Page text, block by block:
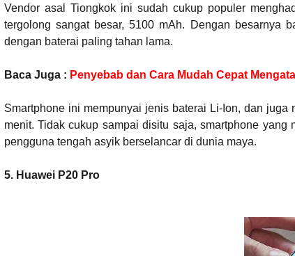
Vendor asal Tiongkok ini sudah cukup populer
tergolong sangat besar, 5100 mAh. Dengan besarnya
dengan baterai paling tahan lama.
Baca Juga : Penyebab dan Cara Mudah Cepat
Smartphone ini mempunyai jenis baterai Li-Ion, dan
menit. Tidak cukup sampai disitu saja, smartphone
pengguna tengah asyik berselancar di dunia maya.
5. Huawei P20 Pro